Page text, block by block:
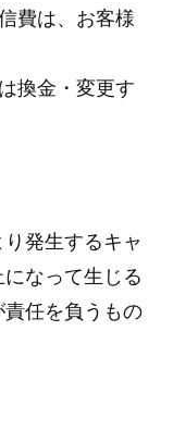
費は、お客様
換金・変更す
発生するキャ
なって生じる
任を負うもの